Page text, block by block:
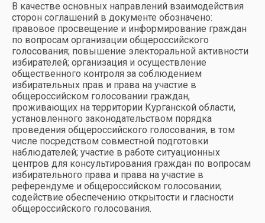
В качестве основных направлений взаимодействия
сторон соглашений в документе обозначено:
правовое просвещение и информирование граждан
по вопросам организации общероссийского
голосования; повышение электоральной активности
избирателей; организация и осуществление
общественного контроля за соблюдением
избирательных прав и права на участие в
общероссийском голосовании граждан,
проживающих на территории Курганской области,
установленного законодательством порядка
проведения общероссийского голосования, в том
числе посредством совместной подготовки
наблюдателей; участие в работе ситуационных
центров для консультирования граждан по вопросам
избирательного права и права на участие в
референдуме и общероссийском голосовании;
содействие обеспечению открытости и гласности
общероссийского голосования.